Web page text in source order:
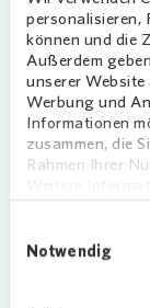
personalisieren,
können und die
Außerdem
unserer
Werbung und
Informationen
zusammen, die
Rahmen Ihrer
Notwendig
ENERGIE
Mieter
auf dem
17.04.2024